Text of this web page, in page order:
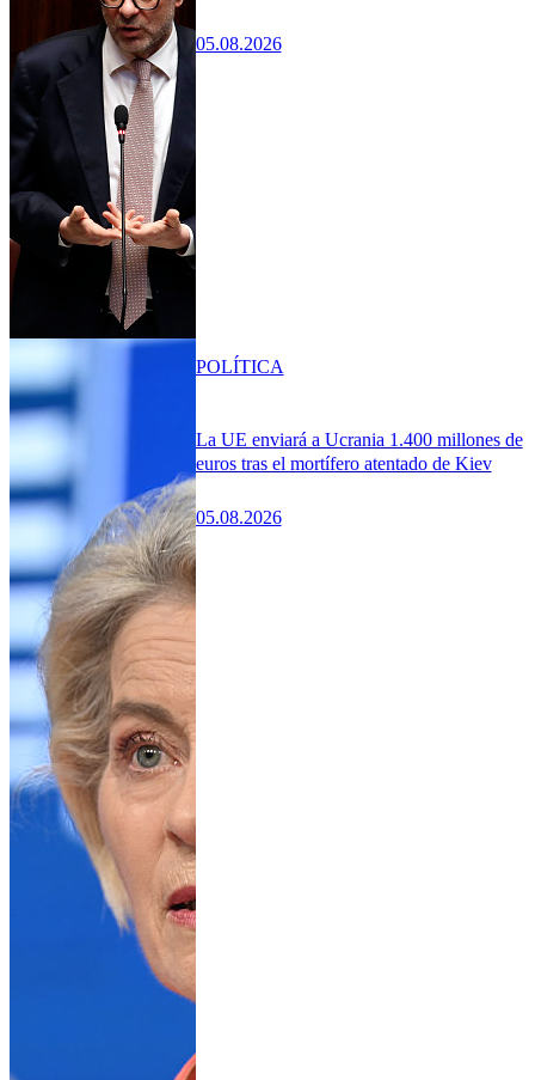
05.08.2026
La UE enviará a Ucrania 1.400 millones de
euros tras el mortífero atentado de Kiev
05.08.2026
POLÍTICA